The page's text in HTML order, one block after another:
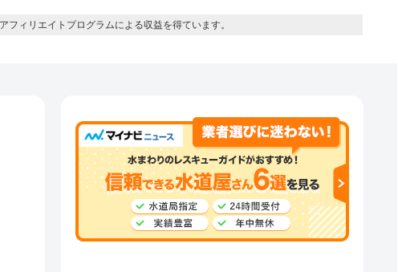
フィリエイトプログラムによる収益を得ています。